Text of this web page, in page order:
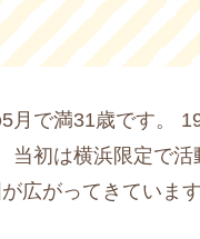
月で満31歳です。
当初は横浜限定で活
広がってきていま